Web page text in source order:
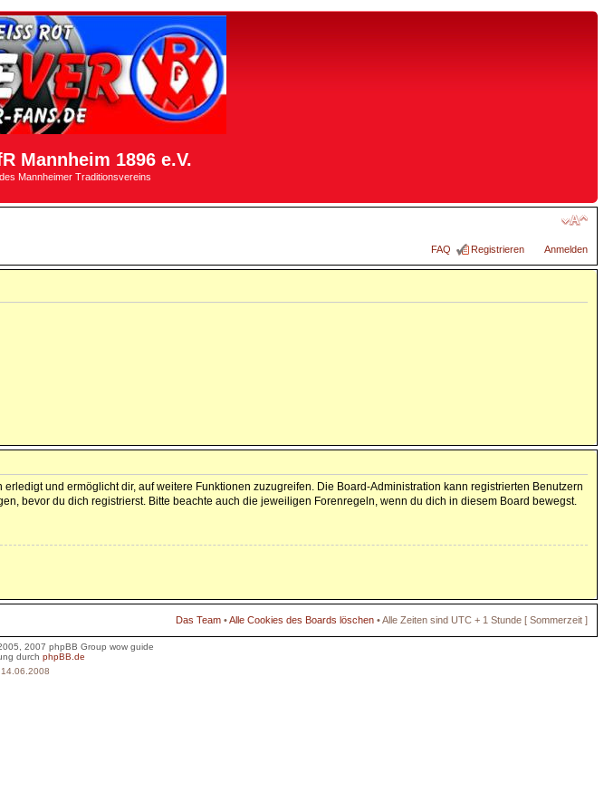
Mannheim 1896 e.V.
Mannheimer Traditionsvereins
FAQ Registrieren Anmelden
und ermöglicht dir, auf weitere Funktionen zuzugreifen. Die Board-Administration kann registrierten Benutzern
bevor du dich registrierst. Bitte beachte auch die jeweiligen Forenregeln, wenn du dich in diesem Board bewegst.
Das Team •Alle Cookies des Boards löschen • Alle Zeiten sind UTC + 1 Stunde [ Sommerzeit ]
2007 phpBB Group wow guide
durchphpBB.de